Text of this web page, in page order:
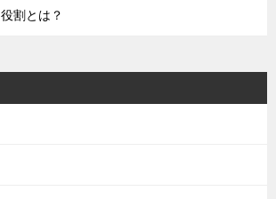
割とは？